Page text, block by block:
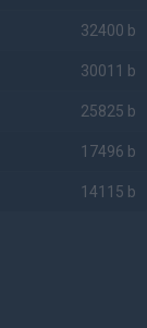
32400 b
30011 b
25825 b
17496 b
14115 b